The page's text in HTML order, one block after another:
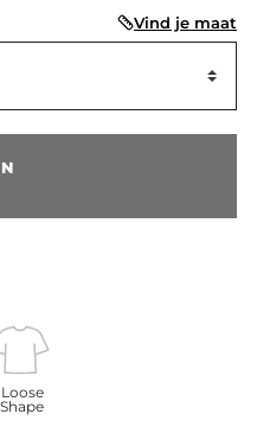
Vind je maat
Loose
Shape